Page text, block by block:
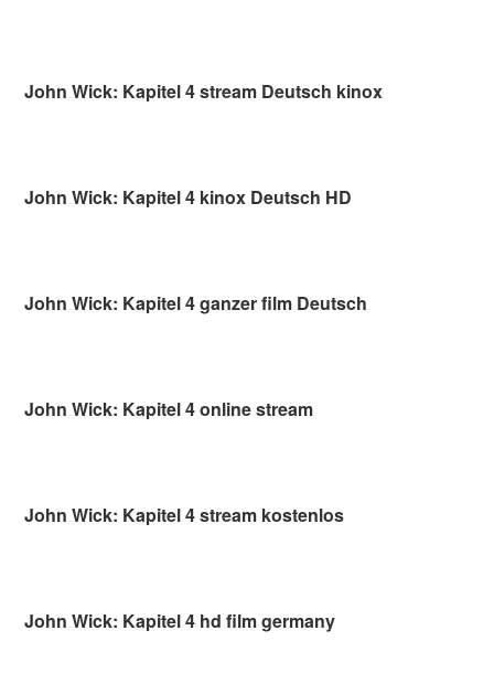
John Wick: Kapitel 4 stream Deutsch kinox
John Wick: Kapitel 4 kinox Deutsch HD
John Wick: Kapitel 4 ganzer film Deutsch
John Wick: Kapitel 4 online stream
John Wick: Kapitel 4 stream kostenlos
John Wick: Kapitel 4 hd film germany